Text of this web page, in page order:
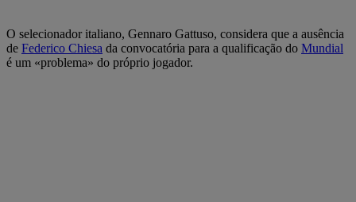
O selecionador italiano, Gennaro Gattuso, considera que a ausência
de Federico Chiesa da convocatória para a qualificação do Mundial
é um «problema» do próprio jogador.